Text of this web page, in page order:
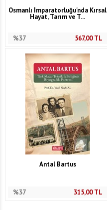
Osmanlı İmparatorluğu'nda Kırsal
Hayat, Tarım ve T...
%37 567,00TL
Antal Bartus
%37 315,00TL